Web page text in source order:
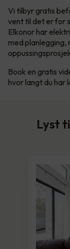
Vi tilbyr gratis
vent til det er for
Elkonor har
med planlegging,
Book en gratis
hvor langt du har
Lyst